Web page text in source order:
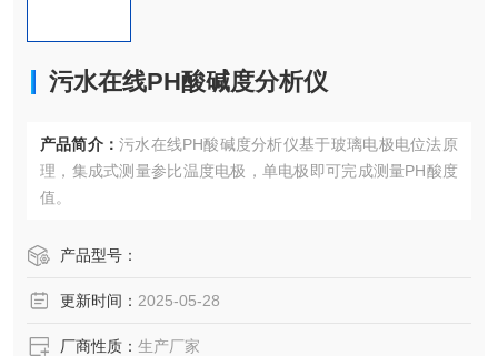
污水在线PH酸碱度分析仪
产品简介： 污水在线PH酸碱度分析仪基于​​玻璃电极电位法​​原
理，集成式测量参比温度电极，单电极即可完成测量PH酸度
值。
产品型号：
更新时间： 2025-05-28
厂商性质： 生产厂家